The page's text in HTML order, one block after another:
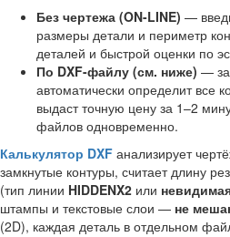
Без чертежа (ON-LINE) —
размеры детали и периметр
деталей и быстрой оценки по
По DXF-файлу (см. ниже) —
автоматически определит все
выдаст точную цену за 1–2
файлов одновременно.
Калькулятор DXF анализирует
замкнутые контуры, считает длину
(тип линии HIDDENX2 или
штампы и текстовые слои — не
(2D), каждая деталь в отдельном